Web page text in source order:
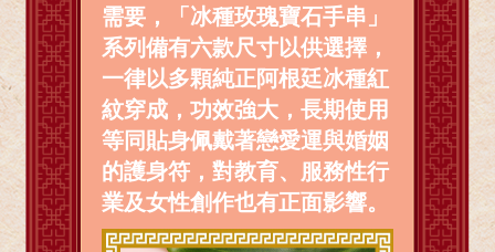
需要，「冰種玫瑰寶石手串」
系列備有六款尺寸以供選擇，
一律以多顆純正阿根廷冰種紅
紋穿成，功效強大，長期使用
等同貼身佩戴著戀愛運與婚姻
的護身符，對教育、服務性行
業及女性創作也有正面影響。